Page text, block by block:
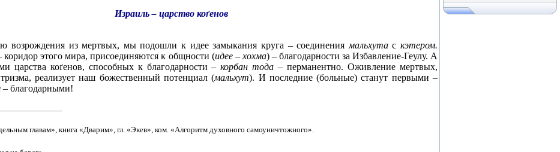
Израиль – царство коґенов
возрождения из мертвых, мы подошли к идее замыкания круга – соединения мальхутас кэтером.
этого мира, присоединяются к общности (идее – хохма) – благодарности за Избавление-Геулу. А
царства коґенов, способных к благодарности –корбан тода – перманентно. Оживление мертвых,
реализует наш божественный потенциал (мальхут). И последние (больные) станут первыми –
– благодарными!
главам», книга «Дварим», гл. «Экев», ком. «Алгоритм духовного самоуничтожного».